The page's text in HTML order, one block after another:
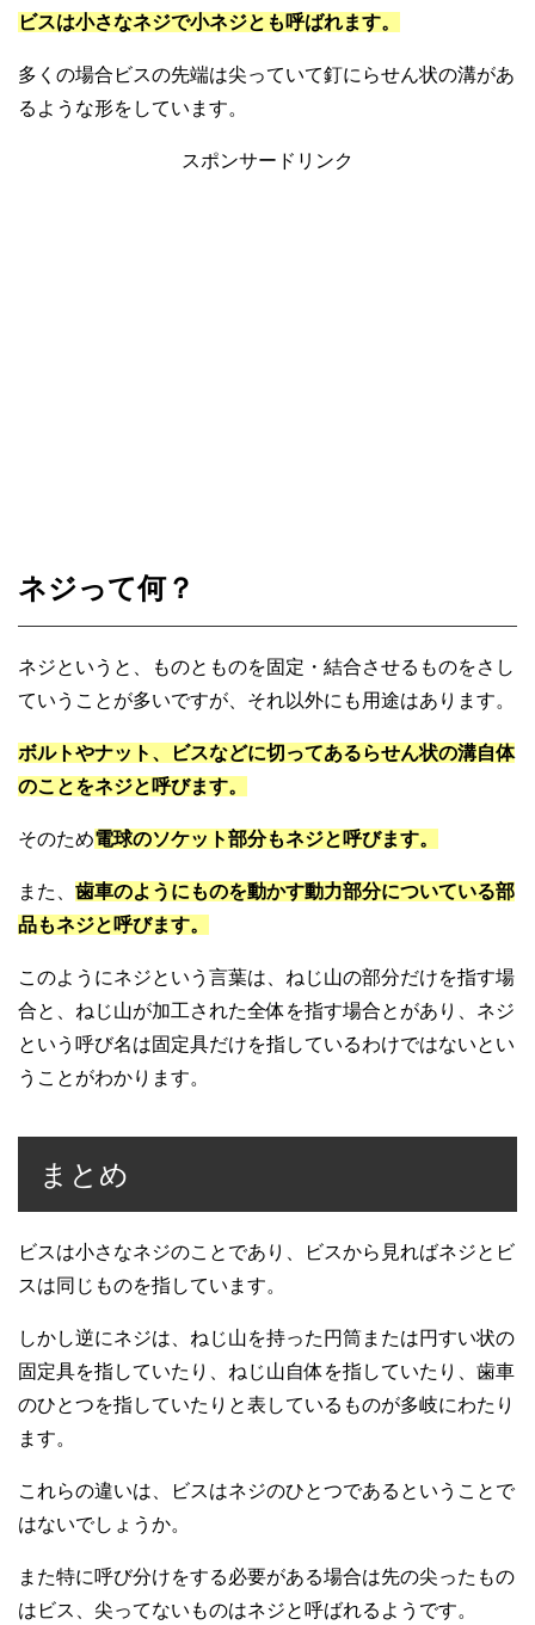
ビスは小さなネジで小ネジとも呼ばれます。
多くの場合ビスの先端は尖っていて釘にらせん状の溝があ
るような形をしています。
スポンサードリンク
ネジって何？
ネジというと、ものとものを固定・結合させるものをさし
ていうことが多いですが、それ以外にも用途はあります。
ボルトやナット、ビスなどに切ってあるらせん状の溝自体
のことをネジと呼びます。
そのため電球のソケット部分もネジと呼びます。
また、 歯車のようにものを動かす動力部分についている部
品もネジと呼びます。
このようにネジという言葉は、ねじ山の部分だけを指す場
合と、ねじ山が加工された全体を指す場合とがあり、ネジ
という呼び名は固定具だけを指しているわけではないとい
うことがわかります。
まとめ
ビスは小さなネジのことであり、ビスから見ればネジとビ
スは同じものを指しています。
しかし逆にネジは、ねじ山を持った円筒または円すい状の
固定具を指していたり、ねじ山自体を指していたり、歯車
のひとつを指していたりと表しているものが多岐にわたり
ます。
これらの違いは、ビスはネジのひとつであるということで
はないでしょうか。
また特に呼び分けをする必要がある場合は先の尖ったもの
はビス、尖ってないものはネジと呼ばれるようです。